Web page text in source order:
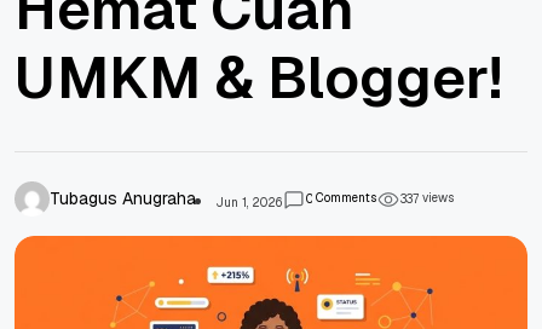
UMKM & Blogger!
Tubagus Anugraha Jun 1, 2026 0Comments 337views